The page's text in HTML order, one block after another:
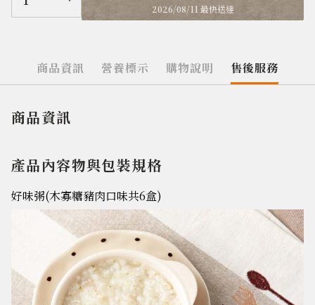
2026/08/11 最快送達
商品資訊 營養標示 購物說明 售後服務
商品資訊
產品內容物與包裝規格
好味粥(木寡糖豬肉口味共6盒)